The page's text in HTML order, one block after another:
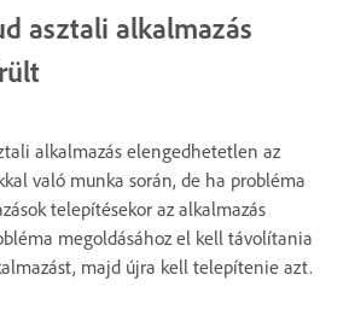
asztali alkalmazás
alkalmazás elengedhetetlen az
való munka során, de ha probléma
telepítésekor az alkalmazás
megoldásához el kell távolítania
majd újra kell telepítenie azt.